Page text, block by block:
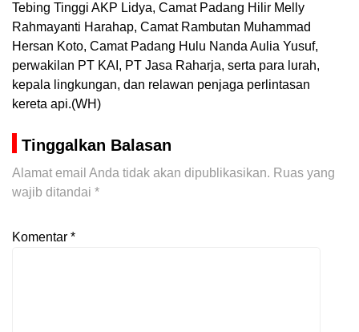
Tebing Tinggi AKP Lidya, Camat Padang Hilir Melly
Rahmayanti Harahap, Camat Rambutan Muhammad
Hersan Koto, Camat Padang Hulu Nanda Aulia Yusuf,
perwakilan PT KAI, PT Jasa Raharja, serta para lurah,
kepala lingkungan, dan relawan penjaga perlintasan
kereta api.(WH)
Tinggalkan Balasan
Alamat email Anda tidak akan dipublikasikan. Ruas yang
wajib ditandai *
Komentar *